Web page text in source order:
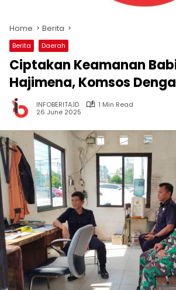
Home Berita
Berita Daerah
Ciptakan Keamanan
Hajimena, Komsos
INFOBERITA.ID
1 Min Read
26 June 2025